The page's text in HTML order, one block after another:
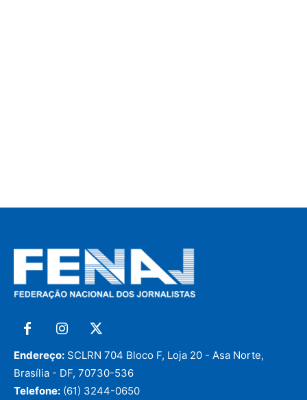
Endereço: SCLRN 704 Bloco F, Loja 20 - Asa Norte,
Brasília - DF, 70730-536
Telefone: (61) 3244-0650